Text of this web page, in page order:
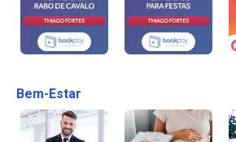
Bem-Estar